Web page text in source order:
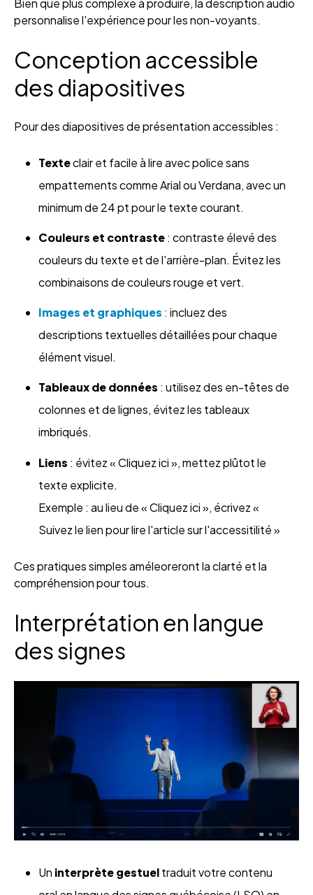
Bien que plus complexe à produire, la description audio
personnalise l'expérience pour les non-voyants.
Conception accessible
des diapositives
Pour des diapositives de présentation accessibles :
Texteclair et facile à lire avec police sans
empattements comme Arial ou Verdana, avec un
minimum de 24 pt pour le texte courant.
Couleurs et contraste: contraste élevé des
couleurs du texte et de l'arrière-plan. Évitez les
combinaisons de couleurs rouge et vert.
Images et graphiques : incluez des
descriptions textuelles détaillées pour chaque
élément visuel.
Tableaux de données : utilisez des en-têtes de
colonnes et de lignes, évitez les tableaux
imbriqués.
Liens : évitez « Cliquez ici », mettez plûtot le
texte explicite.
Exemple : au lieu de « Cliquez ici », écrivez «
Suivez le lien pour lire l'article sur l'accessitilité »
Ces pratiques simples améleoreront la clarté et la
compréhension pour tous.
Interprétation en langue
des signes
Un interprète gestueltraduit votre contenu